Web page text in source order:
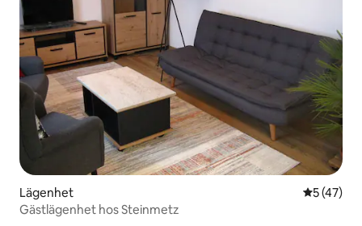
Lägenhet 5 av 5 i
5 (47)
Gästlägenhet hos Steinmetz